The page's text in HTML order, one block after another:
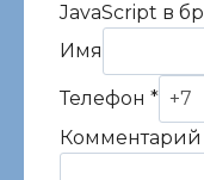
JavaScript в
Имя
Имя
Комментарий
Телефон *
Комментарий